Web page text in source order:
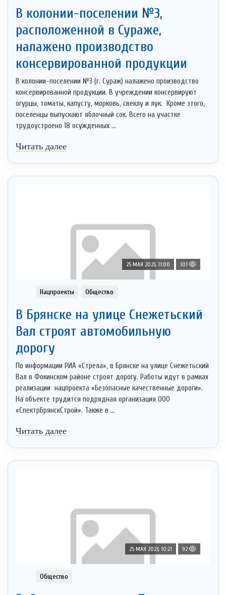
В колонии-поселении №3,
расположенной в Сураже,
налажено производство
консервированной продукции
В колонии-поселении №3 (г. Сураж) налажено производство
консервированной продукции. В учреждении консервируют
огурцы, томаты, капусту, морковь, свеклу и лук. Кроме этого,
поселенцы выпускают яблочный сок. Всего на участке
трудоустроено 18 осужденных ...
Читать далее
25 МАЯ 2023, 11:00 101
Нацпроекты Общество
В Брянске на улице Снежетьский
Вал строят автомобильную
дорогу
По информации РИА «Стрела», в Брянске на улице Снежетьский
Вал в Фокинском районе строят дорогу. Работы идут в рамках
реализации нацпроекта «Безопасные качественные дороги».
На объекте трудится подрядная организация ООО
«СпектрБрянскСтрой». Также в ...
Читать далее
25 МАЯ 2023, 10:21 92
Общество